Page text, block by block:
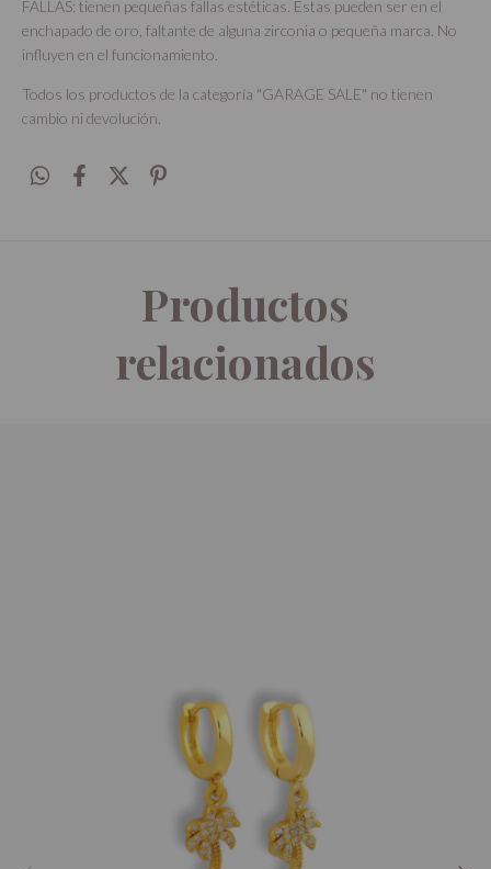
FALLAS: tienen pequeñas fallas estéticas. Estas pueden ser en el
enchapado de oro, faltante de alguna zirconia o pequeña marca. No
influyen en el funcionamiento.
Todos los productos de la categoría "GARAGE SALE" no tienen
cambio ni devolución.
Productos
relacionados